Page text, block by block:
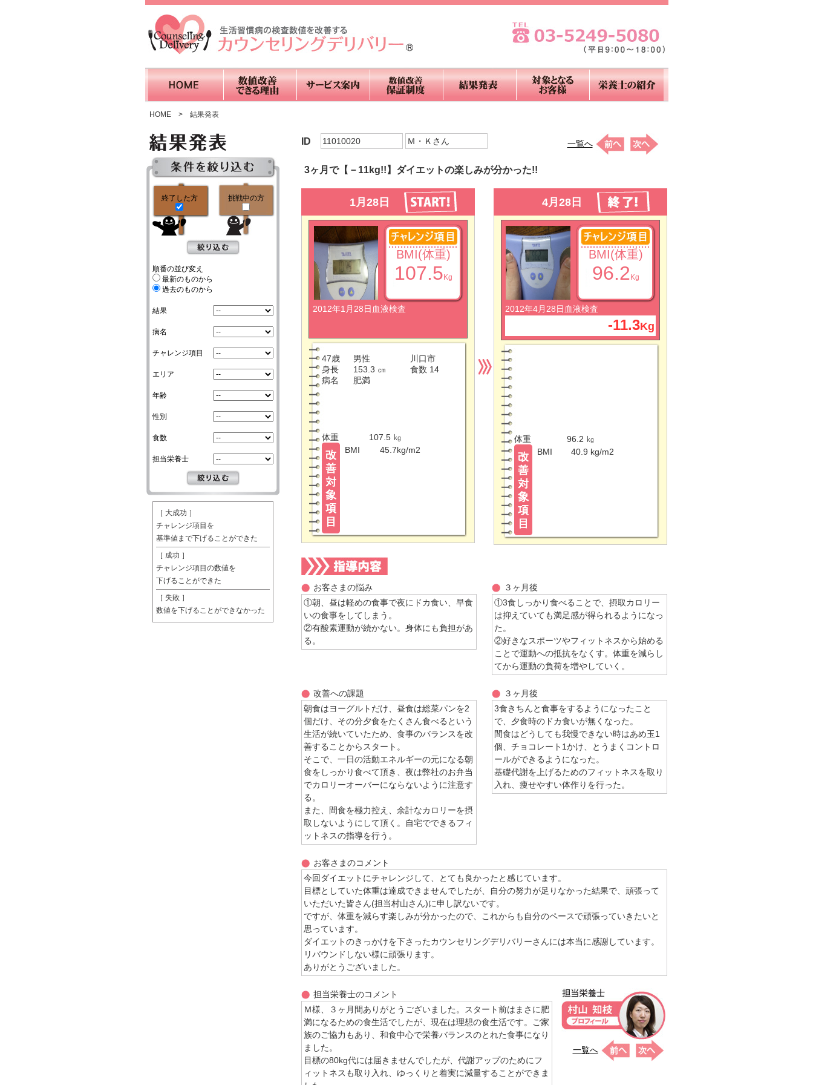
HOME> 結果発表
終了した方 挑戦中の方
順番の並び変え
最新のものから
過去のものから
結果
病名
チャレンジ項目
エリア
年齢
性別
食数
担当栄養士
［ 大成功 ］
チャレンジ項目を
基準値まで下げることができた
［ 成功 ］
チャレンジ項目の数値を
下げることができた
［ 失敗 ］
数値を下げることができなかった
ID 11010020 Ｍ・Ｋさん 一覧へ
3ヶ月で【－11kg!!】ダイエットの楽しみが分かった!!
1月28日
BMI(体重)
107.5 Kg
2012年1月28日血液検査
47歳 男性
川口市
身長
153.3 ㎝
食数 14
病名
肥満
体重
107.5 ㎏
BMI
45.7kg/m2
4月28日
BMI(体重)
96.2 Kg
2012年4月28日血液検査
-11.3Kg
体重
96.2 ㎏
BMI
40.9 kg/m2
お客さまの悩み
①朝、昼は軽めの食事で夜にドカ食い、早食
いの食事をしてしまう。
②有酸素運動が続かない。身体にも負担があ
る。
３ヶ月後
①3食しっかり食べることで、摂取カロリー
は抑えていても満足感が得られるようになっ
た。
②好きなスポーツやフィットネスから始める
ことで運動への抵抗をなくす。体重を減らし
てから運動の負荷を増やしていく。
改善への課題
朝食はヨーグルトだけ、昼食は総菜パンを2
個だけ、その分夕食をたくさん食べるという
生活が続いていたため、食事のバランスを改
善することからスタート。
そこで、一日の活動エネルギーの元になる朝
食をしっかり食べて頂き、夜は弊社のお弁当
でカロリーオーバーにならないように注意す
る。
また、間食を極力控え、余計なカロリーを摂
取しないようにして頂く。自宅でできるフィ
ットネスの指導を行う。
３ヶ月後
3食きちんと食事をするようになったこと
で、夕食時のドカ食いが無くなった。
間食はどうしても我慢できない時はあめ玉1
個、チョコレート1かけ、とうまくコントロ
ールができるようになった。
基礎代謝を上げるためのフィットネスを取り
入れ、痩せやすい体作りを行った。
お客さまのコメント
今回ダイエットにチャレンジして、とても良かったと感じています。
目標としていた体重は達成できませんでしたが、自分の努力が足りなかった結果で、頑張って
いただいた皆さん(担当村山さん)に申し訳ないです。
ですが、体重を減らす楽しみが分かったので、これからも自分のペースで頑張っていきたいと
思っています。
ダイエットのきっかけを下さったカウンセリングデリバリーさんには本当に感謝しています。
リバウンドしない様に頑張ります。
ありがとうございました。
担当栄養士のコメント
Ｍ様、３ヶ月間ありがとうございました。スタート前はまさに肥
満になるための食生活でしたが、現在は理想の食生活です。ご家
族のご協力もあり、和食中心で栄養バランスのとれた食事になり
ました。
目標の80kg代には届きませんでしたが、代謝アップのためにフ
ィットネスも取り入れ、ゆっくりと着実に減量することができま
一覧へ